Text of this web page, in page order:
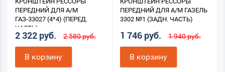
ПЕРЕДНИЙ ДЛЯ А/М
ГАЗ-33027 (4*4) (ПЕРЕД.
ЧАСТЬ)
2 322 руб. 2 580 руб.
В корзину
ПЕРЕДНИЙ ДЛЯ А/М ГАЗЕЛЬ
3302 №1 (ЗАДН. ЧАСТЬ)
1 746 руб. 1 940 руб.
В корзину